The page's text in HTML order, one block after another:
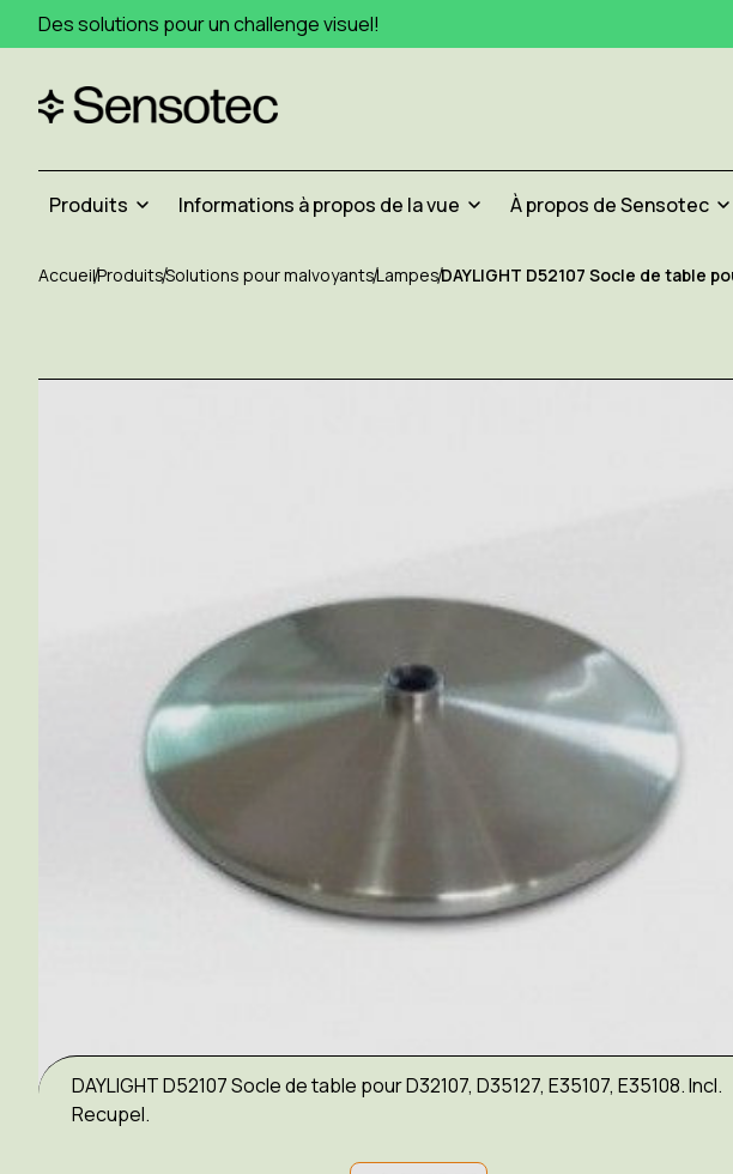
Des solutions pour un challenge visuel!
Produits Informations à propos de la vue À propos de Sensotec
AccueilProduitsSolutions pour malvoyantsLampesDAYLIGHT D52107 Socle de table
DAYLIGHT D52107 Socle de table pour D32107, D35127, E35107, E35108. Incl.
Recupel.